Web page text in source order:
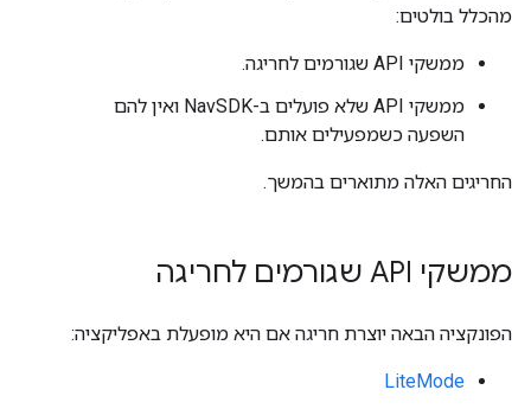
מהכלל בולטים:
ממשקי API שגורמים לחריגה.
ממשקי API שלא פועלים ב-NavSDK ואין להם
השפעה כשמפעילים אותם.
החריגים האלה מתוארים בהמשך.
ממשקי API שגורמים לחריגה
הפונקציה הבאה יוצרת חריגה אם היא מופעלת באפליקציה:
LiteMode